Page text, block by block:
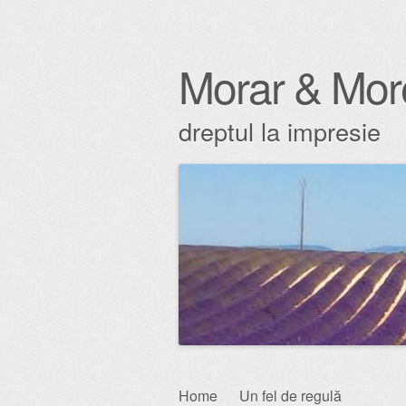
Morar &
dreptul la impresie
Skip
Home Un fel de regulă